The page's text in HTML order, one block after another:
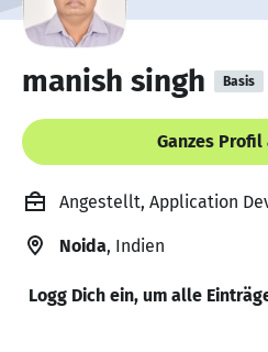
manish singh Basis
Ganzes Profil
Angestellt, Application
Noida, Indien
Logg Dich ein, um alle